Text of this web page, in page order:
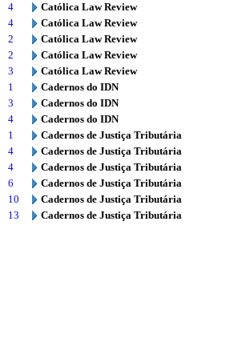
4
Católica Law Review
4
Católica Law Review
2
Católica Law Review
2
Católica Law Review
3
Católica Law Review
1
Cadernos do IDN
3
Cadernos do IDN
4
Cadernos do IDN
1
Cadernos de Justiça Tributária
4
Cadernos de Justiça Tributária
4
Cadernos de Justiça Tributária
6
Cadernos de Justiça Tributária
10
Cadernos de Justiça Tributária
13
Cadernos de Justiça Tributária